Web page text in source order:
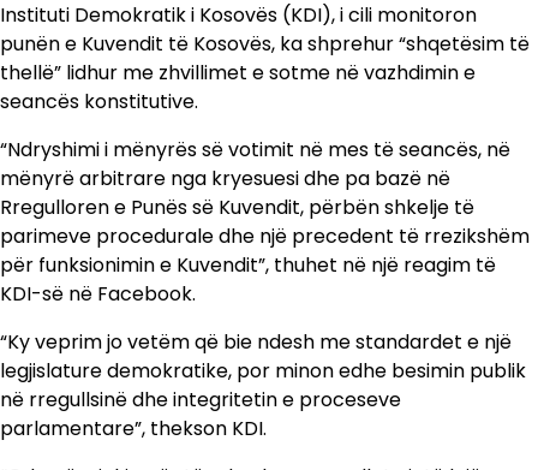
Instituti Demokratik i Kosovës (KDI), i cili monitoron
punën e Kuvendit të Kosovës, ka shprehur “shqetësim të
thellë” lidhur me zhvillimet e sotme në vazhdimin e
seancës konstitutive.
“Ndryshimi i mënyrës së votimit në mes të seancës, në
mënyrë arbitrare nga kryesuesi dhe pa bazë në
Rregulloren e Punës së Kuvendit, përbën shkelje të
parimeve procedurale dhe një precedent të rrezikshëm
për funksionimin e Kuvendit”, thuhet në një reagim të
KDI-së në Facebook.
“Ky veprim jo vetëm që bie ndesh me standardet e një
legjislature demokratike, por minon edhe besimin publik
në rregullsinë dhe integritetin e proceseve
parlamentare”, thekson KDI.